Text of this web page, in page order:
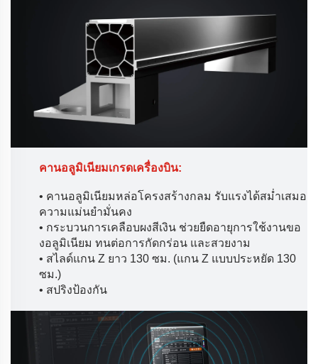
คานอลูมิเนียมเกรดเครื่องบิน:
• คานอลูมิเนียมหล่อโครงสร้างกลม รับแรงได้สม่ำเสมอ
ความแม่นยำมั่นคง
• กระบวนการเคลือบผงสีเงิน ช่วยยืดอายุการใช้งานขอ
งอลูมิเนียม ทนต่อการกัดกร่อน และสวยงาม
• สไลด์แกน Z ยาว 130 ซม. (แกน Z แบบประหยัด 130
ซม.)
• สปริงป้องกัน